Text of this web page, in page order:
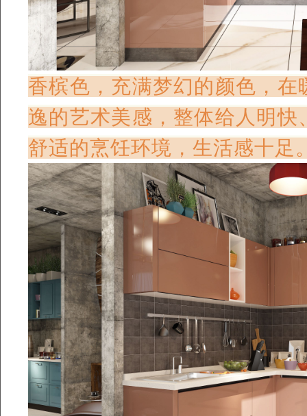
香槟色，充满梦幻的颜色，在
逸的艺术美感 ， 整体给人明快
舒适的烹饪环境 ， 生活感十足